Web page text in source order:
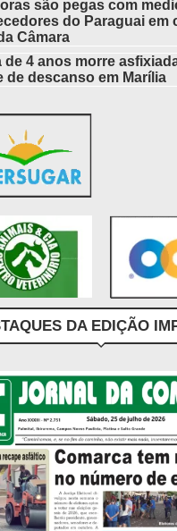
são pegas com
do Paraguai em
Câmara
de 4 anos morre
de descanso em Marília
DA EDIÇÃO